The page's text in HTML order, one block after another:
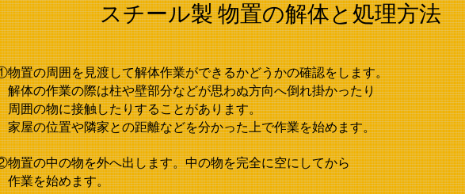
​スチール製 物置の解体と処理方法
置の周囲を見渡して解体作業ができるかどうかの確認をします。
体の作業の際は柱や壁部分などが思わぬ方向へ倒れ掛かったり
囲の物に接触したりすることがあります。
屋の位置や隣家との距離などを分かった上で作業を始めます。
置の中の物を外へ出します。中の物を完全に空にしてから
業を始めます。